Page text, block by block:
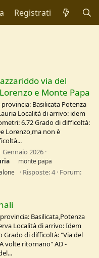
Registrati
via del
e Monte Papa
Basilicata Potenza
Località di arrivo: idem
6.72 Grado di difficoltà:
Lorenzo,ma non è
Gennaio 2026
monte papa
Risposte: 4 Forum:
Basilicata,Potenza
Località di arrivo: Idem
Grado di difficoltà: "Via del
volte ritornano" AD -